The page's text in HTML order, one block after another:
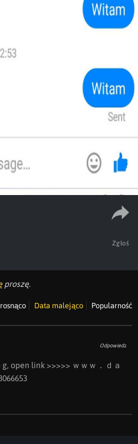
Zgłoś
proszę.
Data malejąco Popularność
Odpowiedz
︀o︀p︀e︀n ︀l︀i︀n︀k ︀>>>>> ｗｗｗ．ｄａ